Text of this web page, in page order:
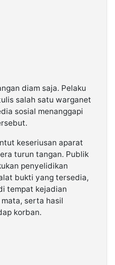
diam saja. Pelaku
salah satu warganet
sosial menanggapi
keseriusan aparat
turun tangan. Publik
penyelidikan
bukti yang tersedia,
tempat kejadian
serta hasil
korban.